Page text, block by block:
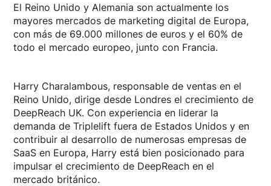
El Reino Unido y Alemania son actualmente los
mayores mercados de marketing digital de Europa,
con más de 69.000 millones de euros y el 60% de
todo el mercado europeo, junto con Francia.
Harry Charalambous, responsable de ventas en el
Reino Unido, dirige desde Londres el crecimiento de
DeepReach UK. Con experiencia en liderar la
demanda de Triplelift fuera de Estados Unidos y en
contribuir al desarrollo de numerosas empresas de
SaaS en Europa, Harry está bien posicionado para
impulsar el crecimiento de DeepReach en el
mercado británico.